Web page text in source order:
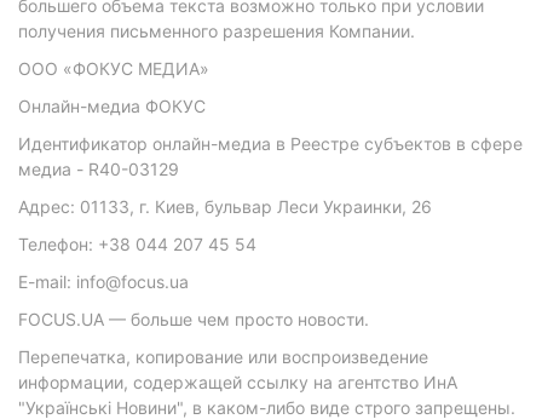
большего объема текста возможно только при условии
получения письменного разрешения Компании.
ООО «ФОКУС МЕДИА»
Онлайн-медиа ФОКУС
Идентификатор онлайн-медиа в Реестре субъектов в сфере
медиа - R40-03129
Адрес: 01133, г. Киев, бульвар Леси Украинки, 26
Телефон: +38 044 207 45 54
E-mail: info@focus.ua
FOCUS.UA — больше чем просто новости.
Перепечатка, копирование или воспроизведение
информации, содержащей ссылку на агентство ИнА
"Українські Новини", в каком-либо виде строго запрещены.